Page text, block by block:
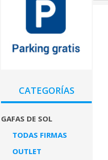
CATEGORÍAS
GAFAS DE SOL
TODAS FIRMAS
OUTLET